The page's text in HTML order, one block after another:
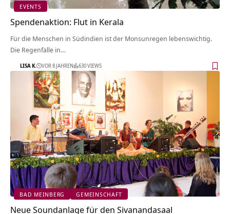
EVENTS
Spendenaktion: Flut in Kerala
Für die Menschen in Südindien ist der Monsunregen lebenswichtig.
Die Regenfälle in…
LISA K. VOR 8 JAHREN 630 VIEWS
BAD MEINBERG GEMEINSCHAFT
Neue Soundanlage für den Sivanandasaal